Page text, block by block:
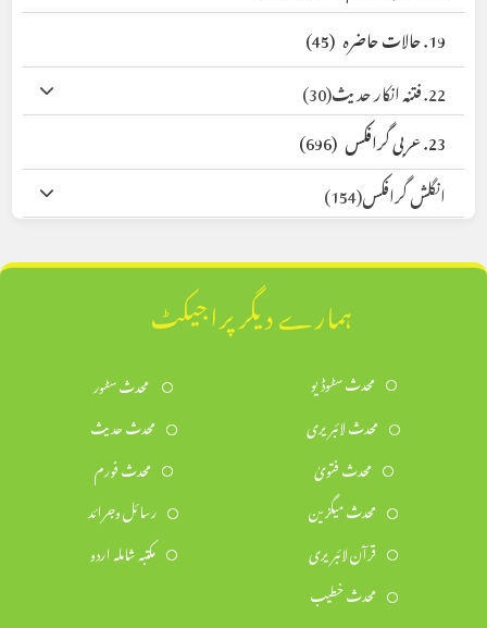
19. حالات حاضرہ
(45)
22. فتنہ انکار حدیث
(30)
23. عربی گرافکس
(696)
انگلش گرافکس(154)
ہمارے دیگر پراجیکٹ
محدث سٹوڈیو
محدث سٹور
محدث لائبریری
محدث حدیث
محدث فتویٰ
محدث فورم
محدث میگزین
رسائل وجرائد
قرآن لائبریری
مکتبہ شاملہ اردو
محدث خطیب